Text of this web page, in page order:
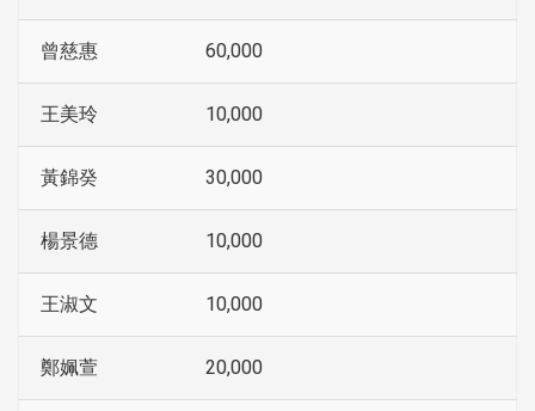
曾慈惠 60,000
王美玲 10,000
黃錦癸 30,000
楊景德 10,000
王淑文 10,000
鄭姵萱 20,000